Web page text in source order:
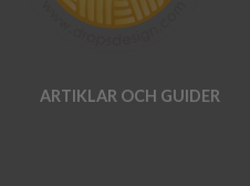
ARTIKLAR OCH GUIDER